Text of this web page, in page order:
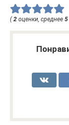
(2 оценки, среднее 5